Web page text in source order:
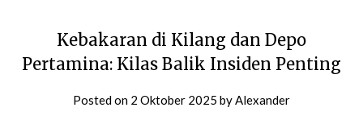
Kebakaran di Kilang dan Depo
Pertamina: Kilas Balik Insiden Penting
Posted on 2 Oktober 2025 byAlexander